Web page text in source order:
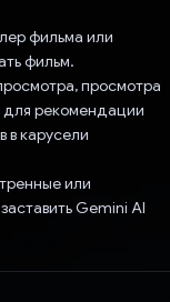
фильма или
фильм.
просмотра
для рекомендации
в карусели
или
Gemini AI